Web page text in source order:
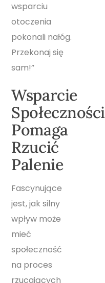
wsparciu
otoczenia
pokonali nałóg.
Przekonaj się
sam!”
Wsparcie
Społeczności
Pomaga
Rzucić
Palenie
Fascynujące
jest, jak silny
wpływ może
mieć
społeczność
na proces
rzucających